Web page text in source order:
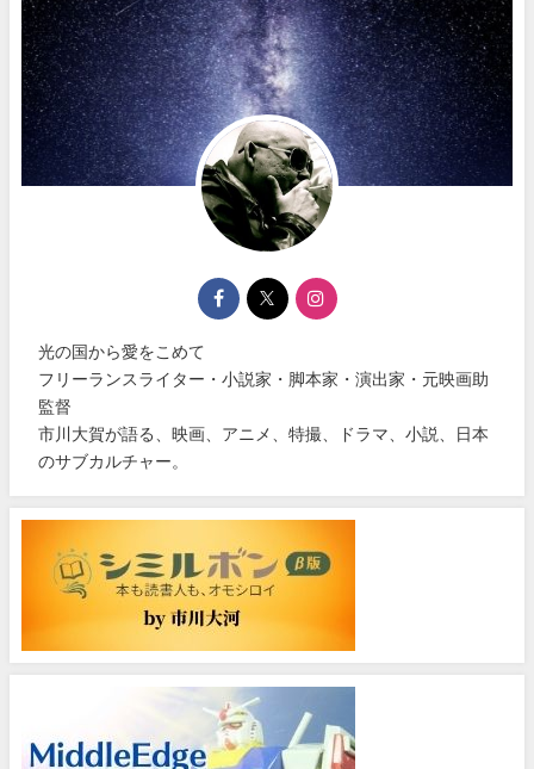
光の国から愛をこめて
フリーランスライター・小説家・脚本家・演出家・元映画助
監督
市川大賀が語る、映画、アニメ、特撮、ドラマ、小説、日本
のサブカルチャー。